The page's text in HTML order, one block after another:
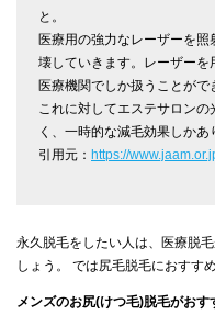
と。
医療用の強力なレーザーを
壊していきます。レーザーを
医療機関でしか扱うことがで
これに対してエステサロン
く、一時的な減毛効果しかあ
引用元： https://
永久脱毛をしたい人は、医療脱
しょう。 では尻毛脱毛におすす
メンズのお尻(けつ毛)脱毛がお